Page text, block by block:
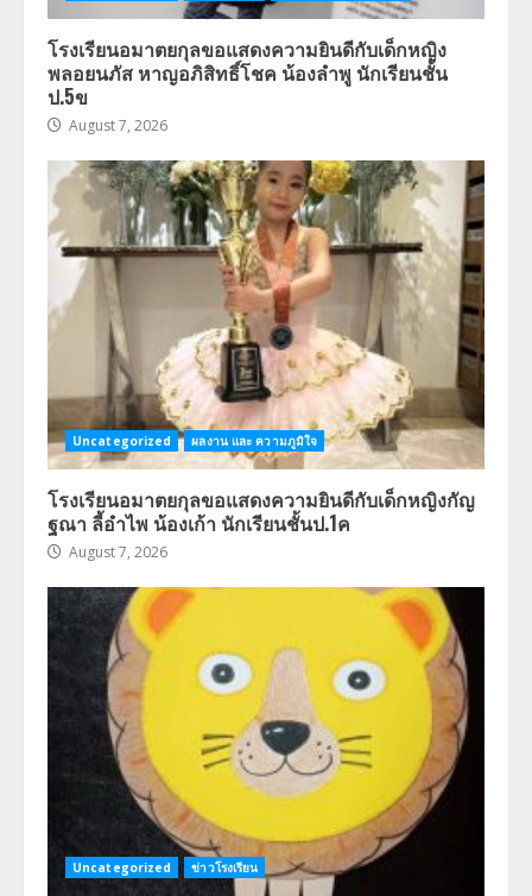
โรงเรียนอมาตยกุลขอแสดงความยินดีกับเด็กหญิง
พลอยนภัส หาญอภิสิทธิ์โชค น้องลำพู นักเรียนชั้น
ป.5ข
August 7, 2026
Uncategorized ผลงาน และ ความภูมิใจ
โรงเรียนอมาตยกุลขอแสดงความยินดีกับเด็กหญิงกัญ
ฐณา ลี้อำไพ น้องเก้า นักเรียนชั้นป.1ค
August 7, 2026
Uncategorized ข่าวโรงเรียน